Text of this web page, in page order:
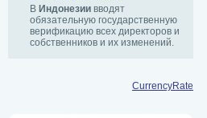
В Индонезии вводят
обязательную государственную
верификацию всех директоров и
собственников и их изменений.
CurrencyRate